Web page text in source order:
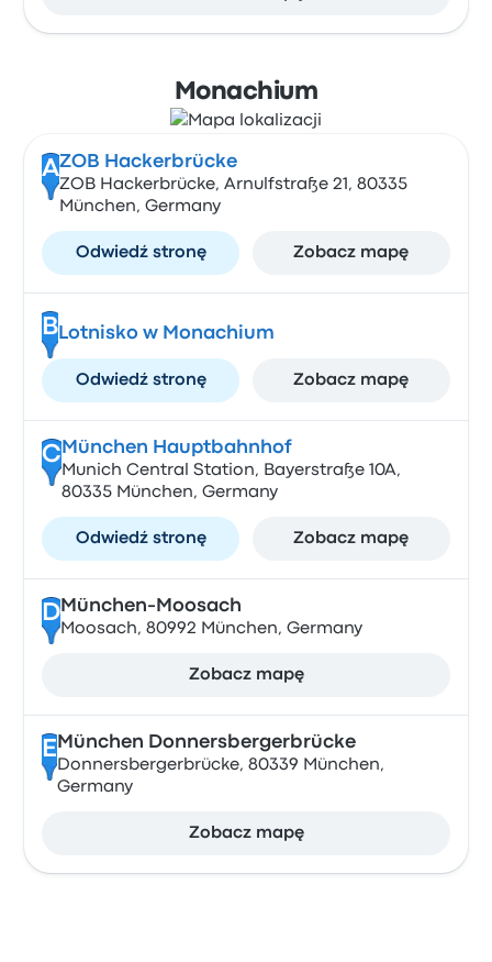
Monachium
AZOB Hackerbrücke
ZOB Hackerbrücke, Arnulfstraße 21, 80335
München, Germany
Odwiedź stronę Zobacz mapę
BLotnisko w Monachium
Odwiedź stronę Zobacz mapę
CMünchen Hauptbahnhof
Munich Central Station, Bayerstraße 10A,
80335 München, Germany
Odwiedź stronę Zobacz mapę
DMünchen-Moosach
Moosach, 80992 München, Germany
Zobacz mapę
E München Donnersbergerbrücke
Donnersbergerbrücke, 80339 München,
Germany
Zobacz mapę